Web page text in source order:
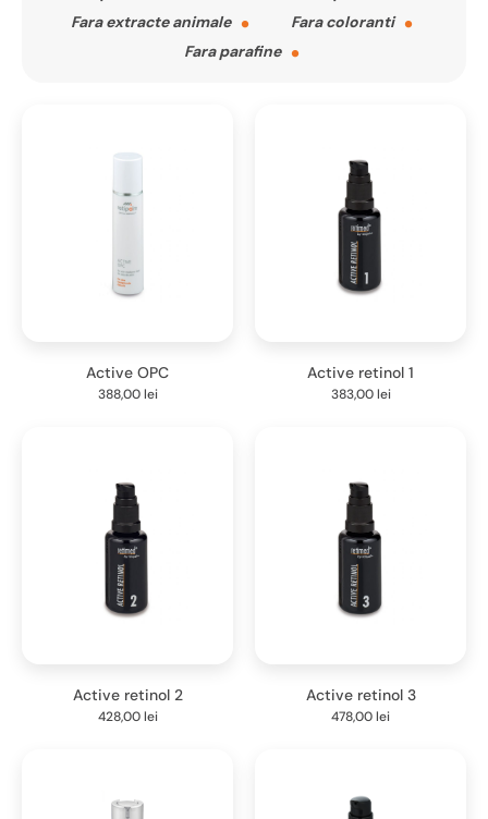
Fara extracte animale
Fara coloranti
Fara parafine
Active OPC
388,00lei
Active retinol 1
383,00lei
Active retinol 2
428,00lei
Active retinol 3
478,00lei